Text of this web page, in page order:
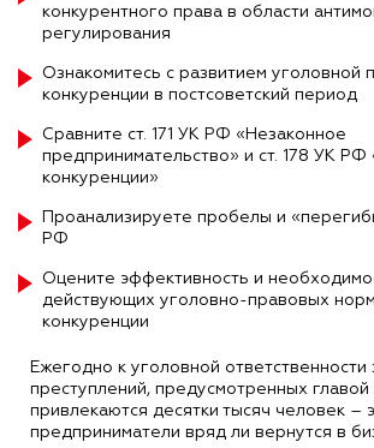
конкурентного права в области
регулирования
Ознакомитесь с развитием уголовной
конкуренции в постсоветский период
Сравните ст. 171 УК РФ «Незаконное
предпринимательство» и ст. 178 УК
конкуренции»
Проанализируете пробелы и
РФ
Оцените эффективность и
действующих уголовно-правовых
конкуренции
Ежегодно к уголовной
преступлений, предусмотренных
привлекаются десятки тысяч человек –
предприниматели вряд ли вернутся в